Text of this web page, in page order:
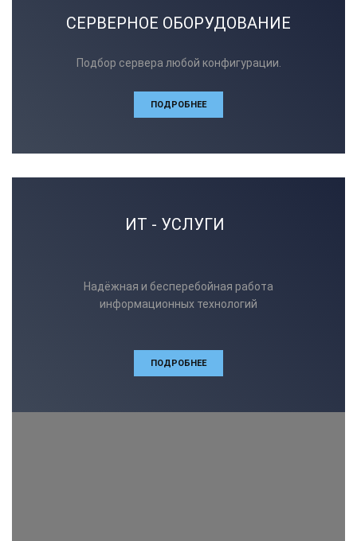
СЕРВЕРНОЕ ОБОРУДОВАНИЕ
Подбор сервера любой конфигурации.
ПОДРОБНЕЕ
ИТ - УСЛУГИ
Надёжная и бесперебойная работа
информационных технологий
ПОДРОБНЕЕ